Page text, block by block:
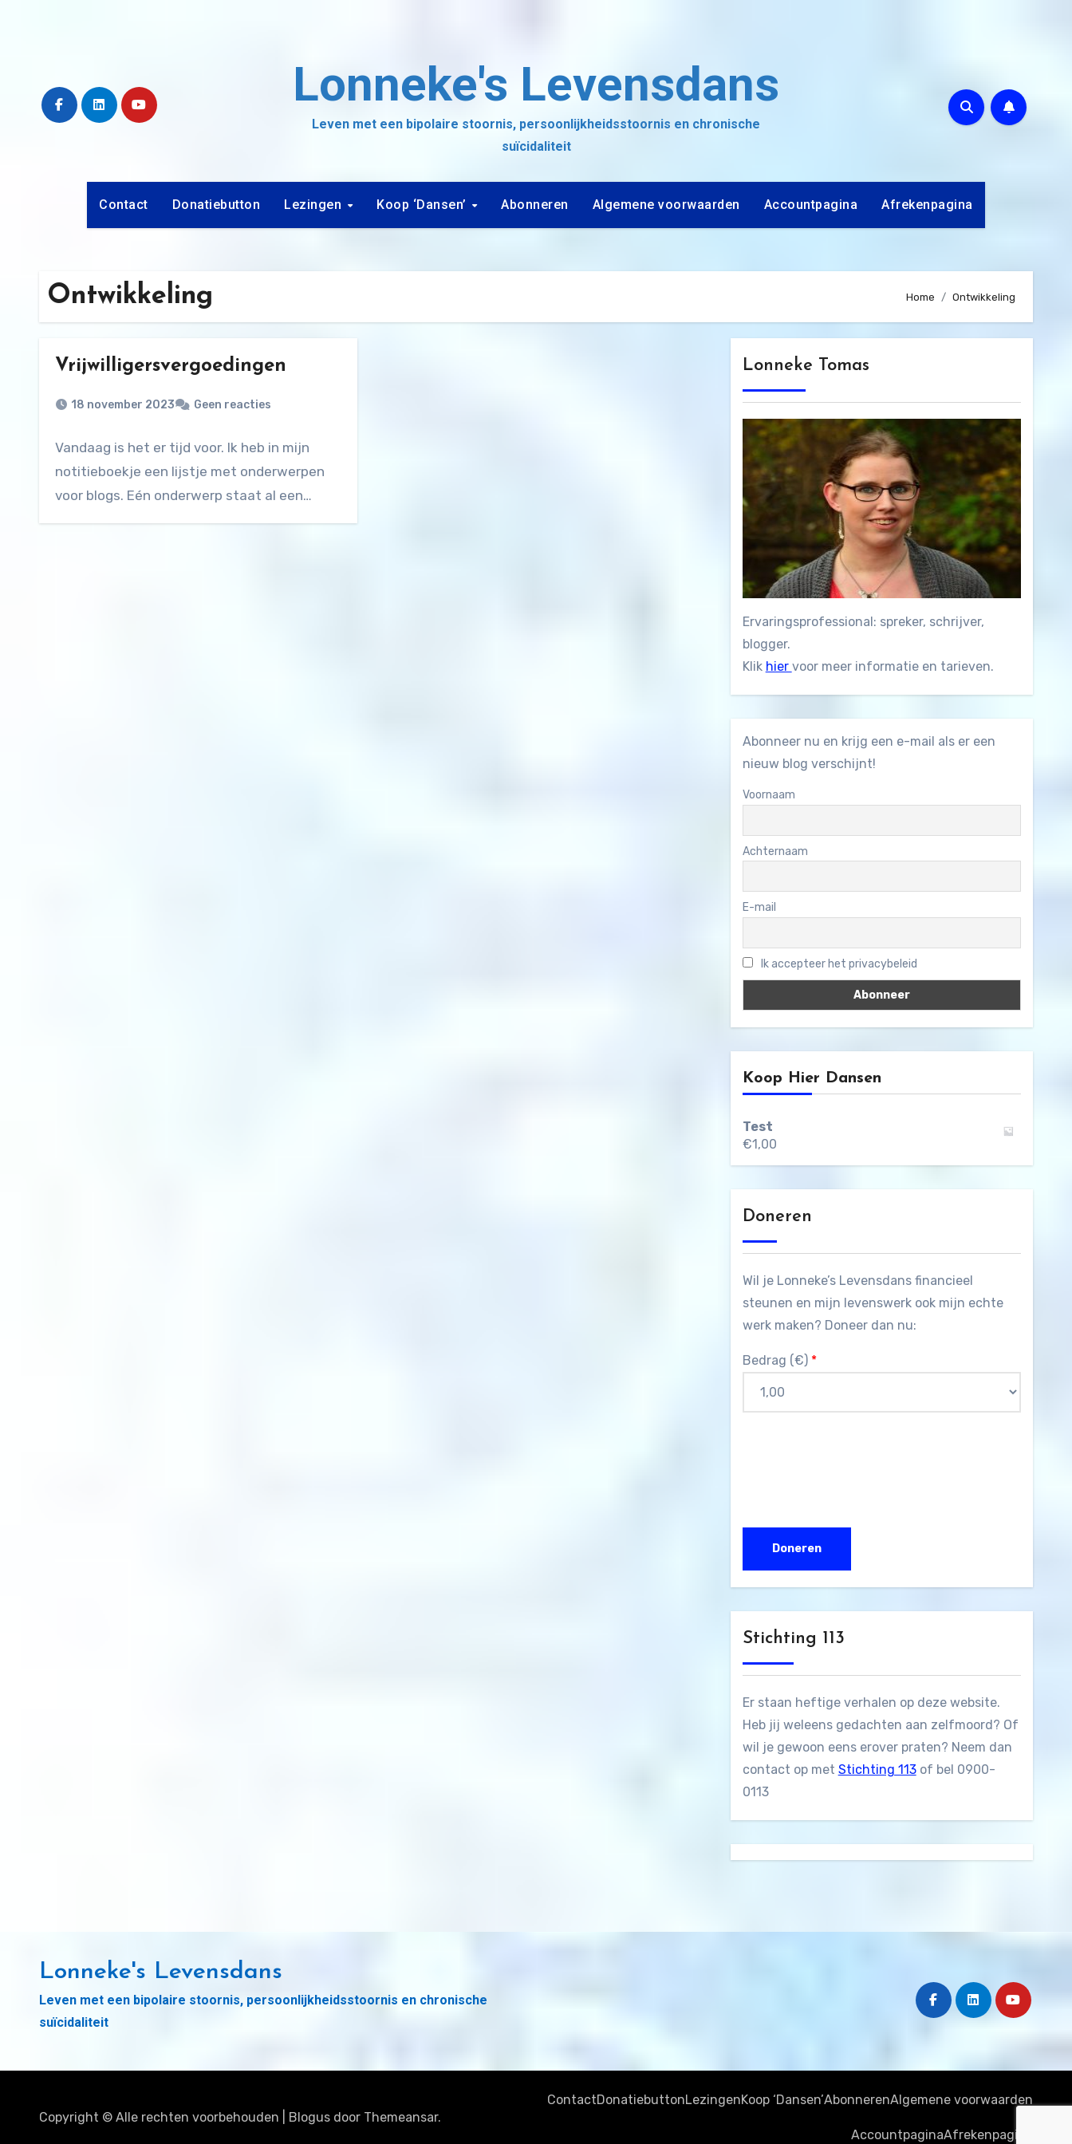
Lonneke's Levensdans
Leven met een bipolaire stoornis, persoonlijkheidsstoornis en chronische
suïcidaliteit
Contact Donatiebutton Lezingen Koop ‘Dansen’ Abonneren Algemene voorwaarden Accountpagina Afrekenpagina
Ontwikkeling Home Ontwikkeling
Vrijwilligersvergoedingen
18 november 2023 Geen reacties
Vandaag is het er tijd voor. Ik heb in mijn
notitieboekje een lijstje met onderwerpen
voor blogs. Eén onderwerp staat al een…
Lonneke Tomas
Ervaringsprofessional: spreker, schrijver,
blogger.
Klik hier voor meer informatie en tarieven.
Abonneer nu en krijg een e-mail als er een
nieuw blog verschijnt!
Voornaam
Achternaam
E-mail
Ik accepteer het privacybeleid
Koop Hier Dansen
Test
€1,00
Doneren
Wil je Lonneke’s Levensdans financieel
steunen en mijn levenswerk ook mijn echte
werk maken? Doneer dan nu:
Bedrag (€) *
Stichting 113
Er staan heftige verhalen op deze website.
Heb jij weleens gedachten aan zelfmoord? Of
wil je gewoon eens erover praten? Neem dan
contact op met Stichting 113of bel 0900-
0113
Lonneke's Levensdans
Leven met een bipolaire stoornis, persoonlijkheidsstoornis en chronische
suïcidaliteit
Copyright © Alle rechten voorbehouden Blogus door Themeansar.
ContactDonatiebuttonLezingenKoop ‘Dansen’AbonnerenAlgemene voorwaarden
AccountpaginaAfrekenpagina